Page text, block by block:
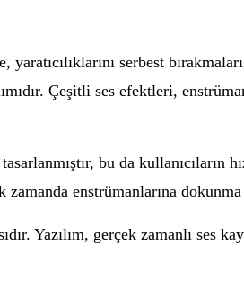
serbest
Çeşitli ses efektleri,
bu da kullanıcıların
enstrümanlarına
Yazılım, gerçek zamanlı ses